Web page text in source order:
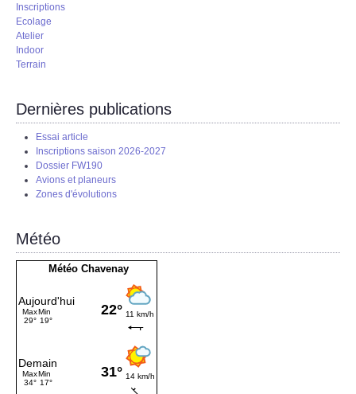
Inscriptions
Ecolage
Atelier
Indoor
Terrain
Dernières publications
Essai article
Inscriptions saison 2026-2027
Dossier FW190
Avions et planeurs
Zones d'évolutions
Météo
Météo Chavenay